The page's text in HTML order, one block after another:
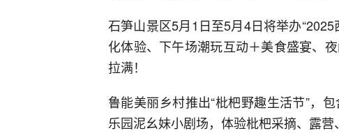
石笋山景区5月1日至5月4日将举办
化体验、下午场潮玩互动＋美食盛宴、
拉满！
鲁能美丽乡村推出“枇杷野趣生活节”，
乐园泥幺妹小剧场，体验枇杷采摘、露营